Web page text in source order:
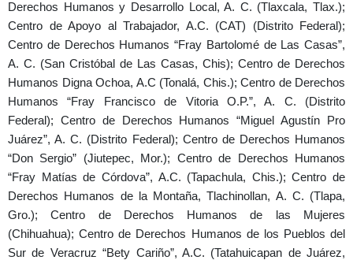
Derechos Humanos y Desarrollo Local, A. C. (Tlaxcala, Tlax.);
Centro de Apoyo al Trabajador, A.C. (CAT) (Distrito Federal);
Centro de Derechos Humanos “Fray Bartolomé de Las Casas”,
A. C. (San Cristóbal de Las Casas, Chis); Centro de Derechos
Humanos Digna Ochoa, A.C (Tonalá, Chis.); Centro de Derechos
Humanos “Fray Francisco de Vitoria O.P.”, A. C. (Distrito
Federal); Centro de Derechos Humanos “Miguel Agustín Pro
Juárez”, A. C. (Distrito Federal); Centro de Derechos Humanos
“Don Sergio” (Jiutepec, Mor.); Centro de Derechos Humanos
“Fray Matías de Córdova”, A.C. (Tapachula, Chis.); Centro de
Derechos Humanos de la Montaña, Tlachinollan, A. C. (Tlapa,
Gro.); Centro de Derechos Humanos de las Mujeres
(Chihuahua); Centro de Derechos Humanos de los Pueblos del
Sur de Veracruz “Bety Cariño”, A.C. (Tatahuicapan de Juárez,